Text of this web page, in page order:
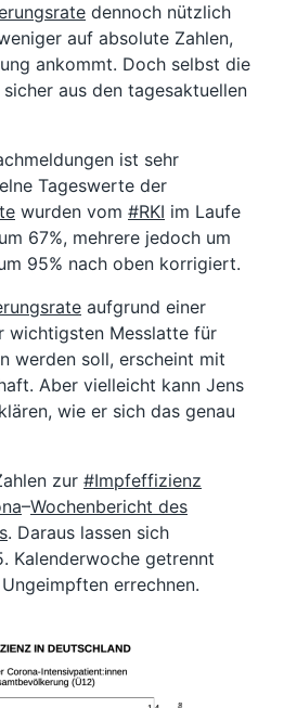
dennoch nützlich
auf absolute Zahlen,
ankommt. Doch selbst die
aus den tagesaktuellen
ist sehr
Tageswerte der
wurden vom #RKI im Laufe
67%, mehrere jedoch um
95% nach oben korrigiert.
aufgrund einer
wichtigsten Messlatte für
werden soll, erscheint mit
Aber vielleicht kann Jens
wie er sich das genau
zur #Impfeffizienz
–Wochenbericht des
. Daraus lassen sich
Kalenderwoche getrennt
errechnen.